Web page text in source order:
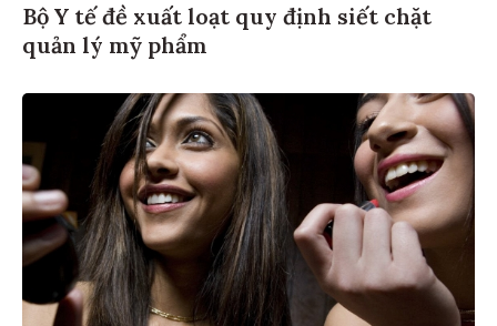
Bộ Y tế đề xuất loạt quy định siết chặt
quản lý mỹ phẩm